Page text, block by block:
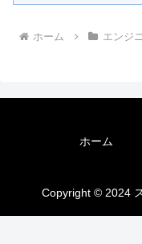
ホーム エンジ
ホーム
Copyright © 2024